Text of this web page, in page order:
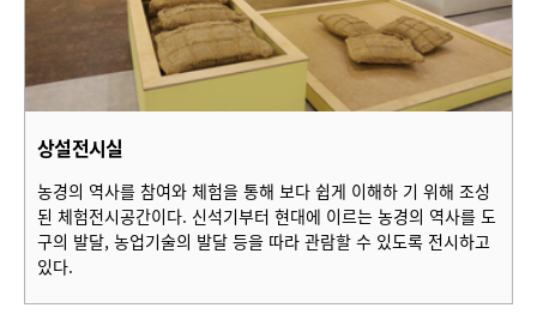
상설전시실
농경의 역사를 참여와 체험을 통해 보다 쉽게 이해하 기 위해 조성
된 체험전시공간이다. 신석기부터 현대에 이르는 농경의 역사를 도
구의 발달, 농업기술의 발달 등을 따라 관람할 수 있도록 전시하고
있다.